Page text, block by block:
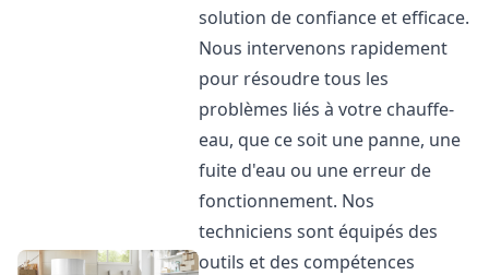
solution de confiance et efficace.
Nous intervenons rapidement
pour résoudre tous les
problèmes liés à votre chauffe-
eau, que ce soit une panne, une
fuite d'eau ou une erreur de
fonctionnement. Nos
techniciens sont équipés des
outils et des compétences